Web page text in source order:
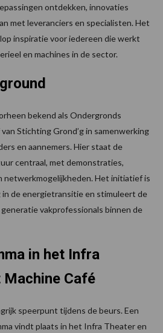
ontdekken, innovaties
met leveranciers en specialisten. Het
inspiratie voor iedereen die werkt
en machines in de sector.
bekend als Ondergronds
Stichting Grond’g in samenwerking
en aannemers. Hier staat de
centraal, met demonstraties,
netwerkmogelijkheden. Het initiatief is
de energietransitie en stimuleert de
vakprofessionals binnen de
in het Infra
Café
speerpunt tijdens de beurs. Een
vindt plaats in het Infra Theater en